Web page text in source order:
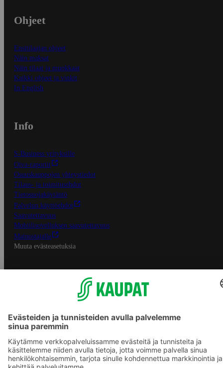
Ohjeet
Ensitilaajan ohjeet
Näin maksat
Näin tilaat ja muokkaat
Kaikki ohjeet ja vinkit
In English
Info
S-Business yrityksille
Oiva-raportit
Osuuskauppojen yhteystiedot
Tilaus- ja toimitusehdot
Tietosuojakäytäntö
Palvelun käyttöehdot
Saavutettavuus
Mobiilisovelluksen saavutettavuus
Mainostajalle
Muuta evästeasetuksia
S-ryhmän palvelut
S-ryhmä
Asiakasomistajuus
S-ostoslista -sovellus
Prisma.fi